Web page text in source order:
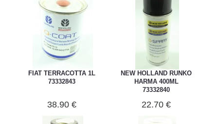
FIAT TERRACOTTA 1L
73332843
38.90 €
NEW HOLLAND RUNKO
HARMA 400ML
73332840
22.70 €